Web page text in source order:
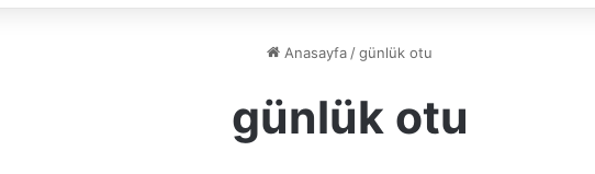
yap
Anasayfa / günlük otu
günlük otu